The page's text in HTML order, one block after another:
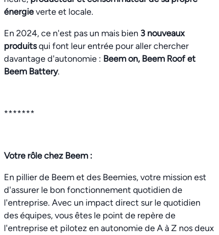
énergieverte et locale.
En 2024, ce n'est pas un mais bien 3 nouveaux
produitsqui font leur entrée pour aller chercher
davantage d'autonomie : Beem on, Beem Roof et
Beem Battery.
*******
Votre rôle chez Beem :
En pillier de Beem et des Beemies, votre mission est
d'assurer le bon fonctionnement quotidien de
l'entreprise. Avec un impact direct sur le quotidien
des équipes, vous êtes le point de repère de
l'entreprise et pilotez en autonomie de A à Z nos deux